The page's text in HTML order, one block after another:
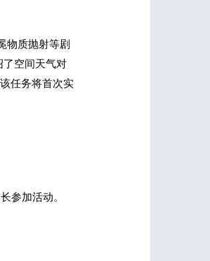
物质抛射等剧
空间天气对
任务将首次实
参加活动。